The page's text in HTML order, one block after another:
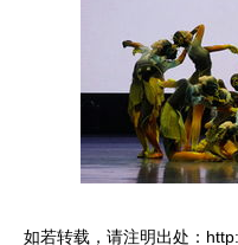
如若转载，请注明出处：